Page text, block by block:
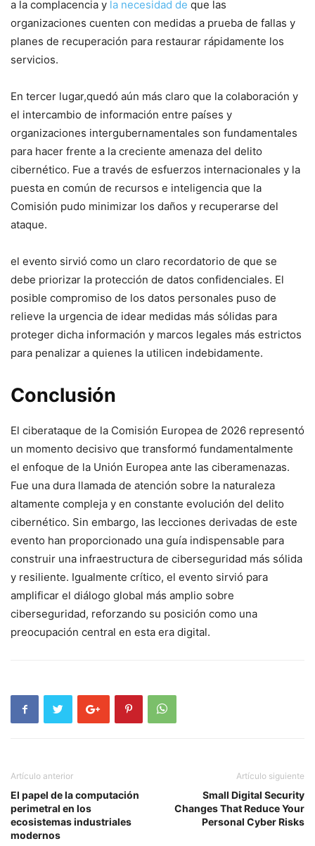
a la complacencia y la necesidad‍ de que las
organizaciones cuenten con medidas a prueba de fallas y
planes ‌de recuperación para restaurar rápidamente los
servicios.
En tercer lugar,quedó aún más claro que la⁢ colaboración y
el intercambio de información entre países⁢ y
organizaciones intergubernamentales⁢ son‌ fundamentales
para‌ hacer frente a la creciente⁤ amenaza del delito
cibernético. Fue a través de ⁤esfuerzos internacionales y la
puesta en común de recursos ‍e inteligencia que la
Comisión⁢ pudo minimizar los ‌daños y recuperarse del
ataque.
el evento sirvió como un claro recordatorio de que se
debe priorizar ‍la protección de datos confidenciales. El
posible compromiso de ‍los datos personales puso de
relieve la urgencia de idear medidas más sólidas para
proteger dicha información y marcos legales más estrictos
para penalizar a quienes la ⁣utilicen indebidamente.
Conclusión
El⁢ ciberataque de la⁢ Comisión Europea de 2026 representó
un ⁢momento decisivo que transformó fundamentalmente
el ‍enfoque de la Unión Europea ante las ciberamenazas.
‌Fue⁣ una dura llamada ‍de atención sobre la naturaleza
altamente compleja y en constante evolución del ⁢delito
cibernético. Sin ⁢embargo, las lecciones derivadas de este‍
evento​ han proporcionado una guía indispensable​ para
‌construir una infraestructura de ciberseguridad más sólida
y resiliente. Igualmente crítico, ‍el evento sirvió para
⁤amplificar el diálogo global más‍ amplio sobre
ciberseguridad, reforzando su ⁢posición como⁣ una
preocupación central en esta era digital.
Artículo anterior
El papel de la computación
perimetral en los
ecosistemas industriales
modernos
Artículo siguiente
Small Digital Security
Changes That Reduce Your
Personal Cyber Risks